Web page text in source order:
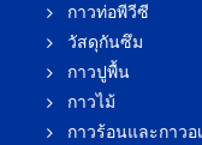
กาวท่อพีวีซี
วัสดุกันซึม
กาวปูพื้น
กาวไม้
กาวร้อนและกาวอ